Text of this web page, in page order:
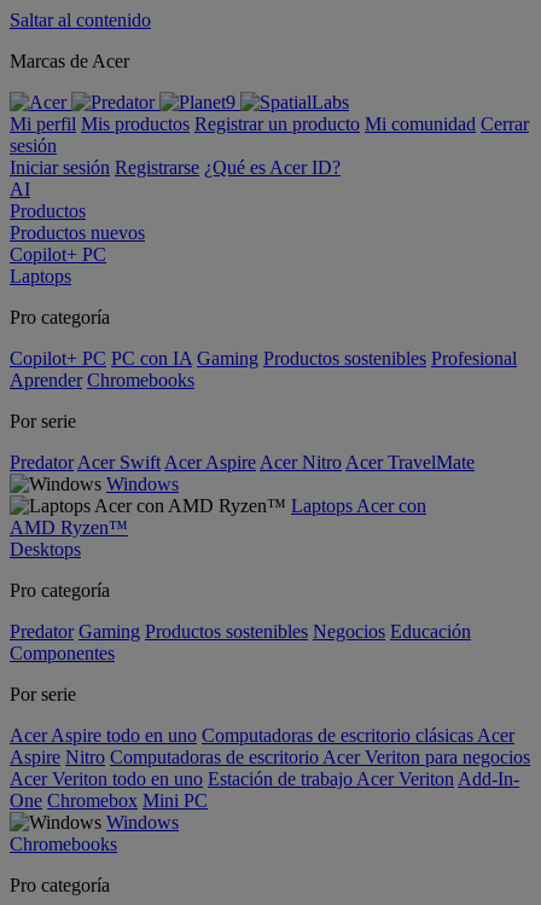
Saltar al contenido
Marcas de Acer
Mi perfil Mis productos Registrar un producto Mi comunidad Cerrar
sesión
Iniciar sesión Registrarse ¿Qué es Acer ID?
AI
Productos
Productos nuevos
Copilot+ PC
Laptops
Pro categoría
Copilot+ PC PC con IA Gaming Productos sostenibles Profesional
Aprender Chromebooks
Por serie
Predator Acer Swift Acer Aspire Acer Nitro Acer TravelMate
Windows
Laptops Acer con
AMD Ryzen™
Desktops
Pro categoría
Predator Gaming Productos sostenibles Negocios Educación
Componentes
Por serie
Acer Aspire todo en uno Computadoras de escritorio clásicas Acer
Aspire Nitro Computadoras de escritorio Acer Veriton para negocios
Acer Veriton todo en uno Estación de trabajo Acer Veriton Add-In-
One Chromebox Mini PC
Windows
Chromebooks
Pro categoría